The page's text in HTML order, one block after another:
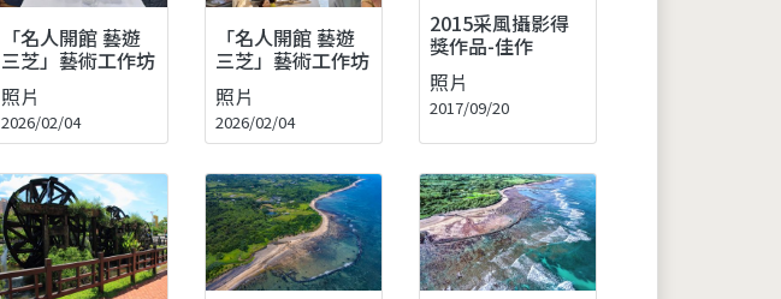
「名人開館 藝遊
三芝」藝術工作坊
照片
2026/02/04
「名人開館 藝遊
三芝」藝術工作坊
照片
2026/02/04
2015采風攝影得
獎作品-佳作
照片
2017/09/20